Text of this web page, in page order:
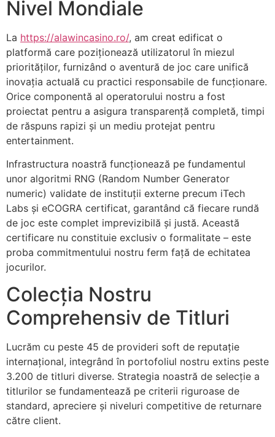
panel
panel
panel
panel
panel
panel
panel
panel
panel
panel
panel
panel
panel
panel
panel
Nivel Mondiale
La https://alawincasino.ro/, am creat edificat o
platformă care poziționează utilizatorul în miezul
priorităților, furnizând o aventură de joc care unifică
inovația actuală cu practici responsabile de funcționare.
Orice componentă al operatorului nostru a fost
proiectat pentru a asigura transparență completă, timpi
de răspuns rapizi și un mediu protejat pentru
entertainment.
Infrastructura noastră funcționează pe fundamentul
unor algoritmi RNG (Random Number Generator
numeric) validate de instituții externe precum iTech
Labs și eCOGRA certificat, garantând că fiecare rundă
de joc este complet imprevizibilă și justă. Această
certificare nu constituie exclusiv o formalitate – este
proba commitmentului nostru ferm față de echitatea
jocurilor.
Colecția Nostru
Comprehensiv de Titluri
Lucrăm cu peste 45 de provideri soft de reputație
internațional, integrând în portofoliul nostru extins peste
3.200 de titluri diverse. Strategia noastră de selecție a
titlurilor se fundamentează pe criterii riguroase de
standard, apreciere și niveluri competitive de returnare
către client.